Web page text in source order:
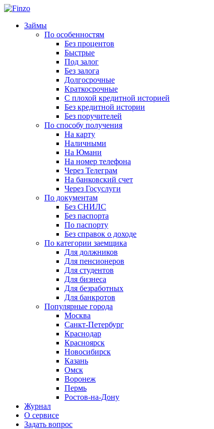
Займы
По особенностям
Без процентов
Быстрые
Под залог
Без залога
Долгосрочные
Краткосрочные
С плохой кредитной историей
Без кредитной истории
Без поручителей
По способу получения
На карту
Наличными
На Юмани
На номер телефона
Через Телеграм
На банковский счет
Через Госуслуги
По документам
Без СНИЛС
Без паспорта
По паспорту
Без справок о доходе
По категории заемщика
Для должников
Для пенсионеров
Для студентов
Для бизнеса
Для безработных
Для банкротов
Популярные города
Москва
Санкт-Петербург
Краснодар
Красноярск
Новосибирск
Казань
Омск
Воронеж
Пермь
Ростов-на-Дону
Журнал
О сервисе
Задать вопрос